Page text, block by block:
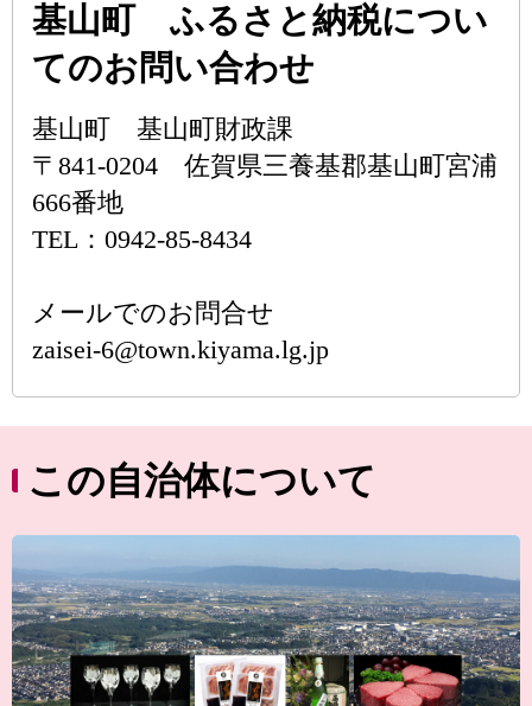
基山町 ふるさと納税につい
てのお問い合わせ
基山町 基山町財政課
〒841-0204 佐賀県三養基郡基山町宮浦
666番地
TEL：0942-85-8434
メールでのお問合せ
zaisei-6@town.kiyama.lg.jp
この自治体について